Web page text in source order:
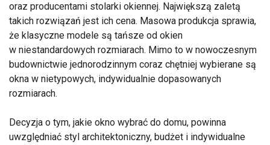
oraz producentami stolarki okiennej. Największą zaletą
takich rozwiązań jest ich cena. Masowa produkcja sprawia,
że klasyczne modele są tańsze od okien
w niestandardowych rozmiarach. Mimo to w nowoczesnym
budownictwie jednorodzinnym coraz chętniej wybierane są
okna w nietypowych, indywidualnie dopasowanych
rozmiarach.
Decyzja o tym, jakie okno wybrać do domu, powinna
uwzględniać styl architektoniczny, budżet i indywidualne